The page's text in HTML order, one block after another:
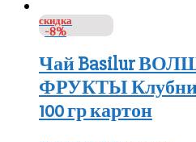
скидка
-8%
Чай Basilur
ФРУКТЫ
100 гр картон